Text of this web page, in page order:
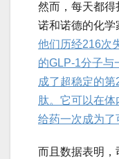
然而，每天都得
诺和诺德的化学
他们历经216次
的GLP-1分子与
成了超稳定的
肽。它可以在
给药一次成为了
而且数据表明，